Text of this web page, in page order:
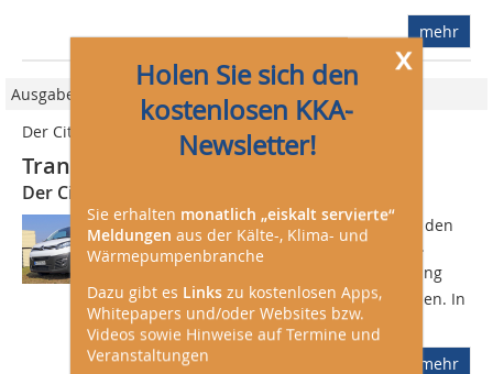
x
Holen Sie sich den
kostenlosen KKA-
Newsletter!
Sie erhalten monatlich „eiskalt servierte“
Meldungen aus der Kälte-, Klima- und
Wärmepumpenbranche
Dazu gibt es Links zu kostenlosen Apps,
Whitepapers und/oder Websites bzw.
Videos sowie Hinweise auf Termine und
Veranstaltungen
mehr
Ausgabe 06/2017
Der Citroen Jumpy im KKA-Praxistest
Transporter mit Pkw-Tugenden
Der Citroen „Jumpy“ im KKA-Praxistest
Im Sommer letzten Jahres hat Citroen den
neuen Jumpy auf den Markt gebracht.
Einen regelrechten Generationensprung
will der Hersteller damit gemacht haben. In
der Tat sieht unser Testwagen,...
mehr